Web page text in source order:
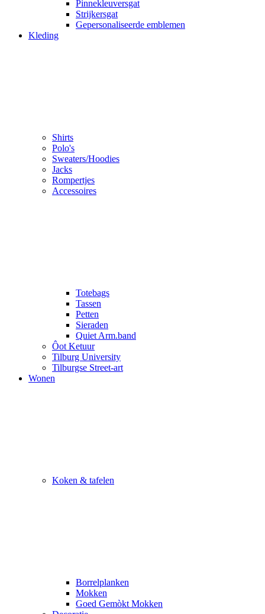
Pinnekleuversgat
Strijkersgat
Gepersonaliseerde emblemen
Kleding
Shirts
Polo's
Sweaters/Hoodies
Jacks
Rompertjes
Accessoires
Totebags
Tassen
Petten
Sieraden
Quiet Arm.band
Ôot Ketuur
Tilburg University
Tilburgse Street-art
Wonen
Koken & tafelen
Borrelplanken
Mokken
Goed Gemòkt Mokken